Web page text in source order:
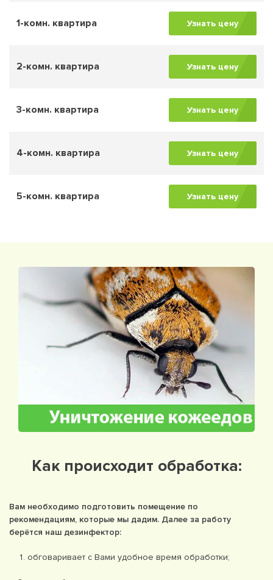
1-комн. квартира Узнать цену
2-комн. квартира Узнать цену
3-комн. квартира Узнать цену
4-комн. квартира Узнать цену
5-комн. квартира Узнать цену
Как происходит обработка:
Вам необходимо подготовить помещение по
рекомендациям, которые мы дадим. Далее за работу
берётся наш дезинфектор:
обговаривает с Вами удобное время обработки;